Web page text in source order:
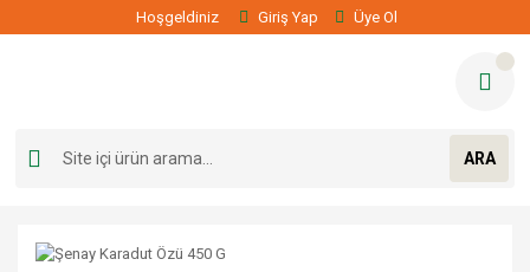
Hoşgeldiniz Giriş Yap Üye Ol
ARA